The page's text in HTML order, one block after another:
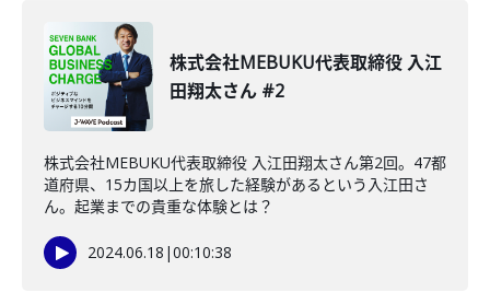
株式会社MEBUKU代表取締役 入江
田翔太さん #2
株式会社MEBUKU代表取締役 入江田翔太さん第2回。47都
道府県、15カ国以上を旅した経験があるという入江田さ
ん。起業までの貴重な体験とは？
2024.06.18 |00:10:38